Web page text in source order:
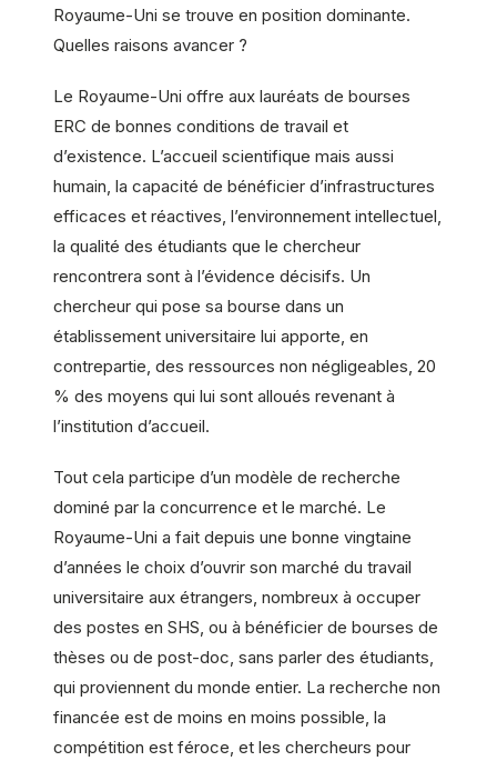
Royaume-Uni se trouve en position dominante.
Quelles raisons avancer ?
Le Royaume-Uni offre aux lauréats de bourses
ERC de bonnes conditions de travail et
d’existence. L’accueil scientifique mais aussi
humain, la capacité de bénéficier d’infrastructures
efficaces et réactives, l’environnement intellectuel,
la qualité des étudiants que le chercheur
rencontrera sont à l’évidence décisifs. Un
chercheur qui pose sa bourse dans un
établissement universitaire lui apporte, en
contrepartie, des ressources non négligeables, 20
% des moyens qui lui sont alloués revenant à
l’institution d’accueil.
Tout cela participe d’un modèle de recherche
dominé par la concurrence et le marché. Le
Royaume-Uni a fait depuis une bonne vingtaine
d’années le choix d’ouvrir son marché du travail
universitaire aux étrangers, nombreux à occuper
des postes en SHS, ou à bénéficier de bourses de
thèses ou de post-doc, sans parler des étudiants,
qui proviennent du monde entier. La recherche non
financée est de moins en moins possible, la
compétition est féroce, et les chercheurs pour